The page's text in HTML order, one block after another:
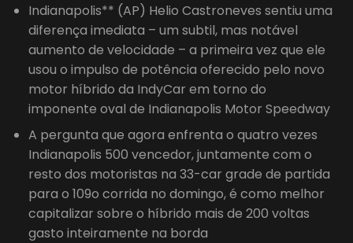
Indianapolis** (AP) Helio Castroneves sentiu uma
diferença imediata – um subtil, mas notável
aumento de velocidade – a primeira vez que ele
usou o impulso de potência oferecido pelo novo
motor híbrido da IndyCar em torno do
imponente oval de Indianapolis Motor Speedway
A pergunta que agora enfrenta o quatro vezes
Indianapolis 500 vencedor, juntamente com o
resto dos motoristas na 33-car grade de partida
para o 109o corrida no domingo, é como melhor
capitalizar sobre o híbrido mais de 200 voltas
gasto inteiramente na borda